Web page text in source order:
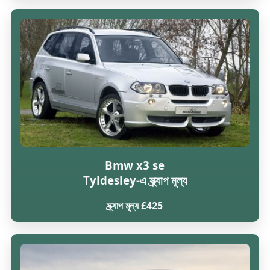
Bmw x3 se
Tyldesley-এ স্ক্র্যাপ মূল্য
স্ক্র্যাপ মূল্য £425